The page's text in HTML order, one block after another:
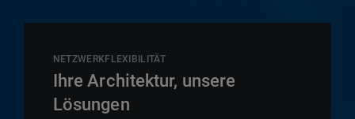
NETZWERKFLEXIBILITÄT
Ihre Architektur, unsere
Lösungen